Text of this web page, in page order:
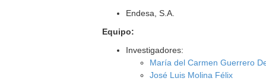
Endesa, S.A.
Equipo:
Investigadores:
María del Carmen Guerrero
José Luis Molina Félix